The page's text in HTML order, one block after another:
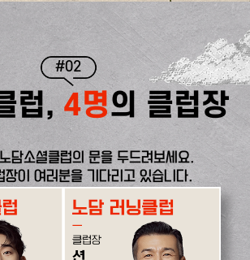
#02
럽, 4명의 클럽장
담소셜클럽의 문을 두드려보세요.
장이 여러분을 기다리고 있습니다.